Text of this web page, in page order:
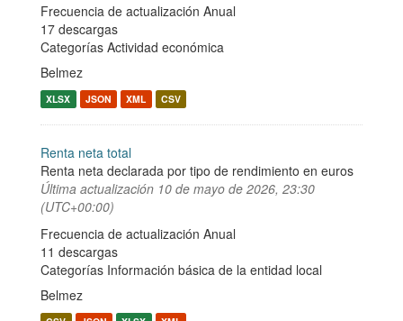
Frecuencia de actualización Anual
17 descargas
Categorías Actividad económica
Belmez
XLSX JSON XML CSV
Renta neta total
Renta neta declarada por tipo de rendimiento en euros
Última actualización 10 de mayo de 2026, 23:30
(UTC+00:00)
Frecuencia de actualización Anual
11 descargas
Categorías Información básica de la entidad local
Belmez